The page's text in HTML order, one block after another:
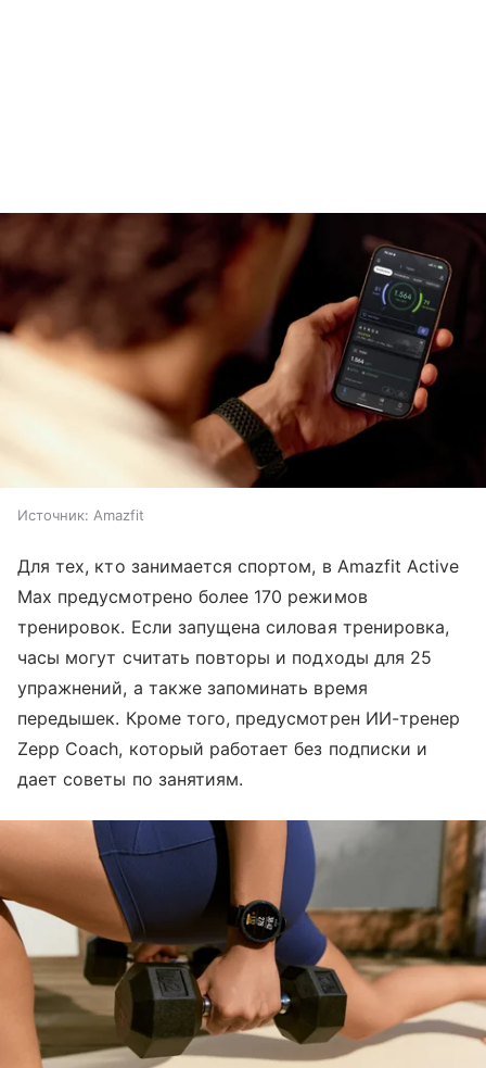
Источник: Amazfit
Для тех, кто занимается спортом, в Amazfit Active
Max предусмотрено более 170 режимов
тренировок. Если запущена силовая тренировка,
часы могут считать повторы и подходы для 25
упражнений, а также запоминать время
передышек. Кроме того, предусмотрен ИИ-тренер
Zepp Coach, который работает без подписки и
дает советы по занятиям.